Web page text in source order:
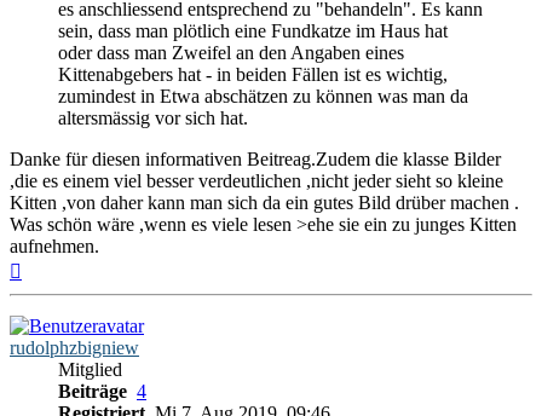
es anschliessend entsprechend zu "behandeln". Es kann
sein, dass man plötlich eine Fundkatze im Haus hat
oder dass man Zweifel an den Angaben eines
Kittenabgebers hat - in beiden Fällen ist es wichtig,
zumindest in Etwa abschätzen zu können was man da
altersmässig vor sich hat.
Danke für diesen informativen Beitreag.Zudem die klasse Bilder
,die es einem viel besser verdeutlichen ,nicht jeder sieht so kleine
Kitten ,von daher kann man sich da ein gutes Bild drüber machen .
Was schön wäre ,wenn es viele lesen >ehe sie ein zu junges Kitten
aufnehmen.
rudolphzbigniew
Mitglied
Beiträge 4